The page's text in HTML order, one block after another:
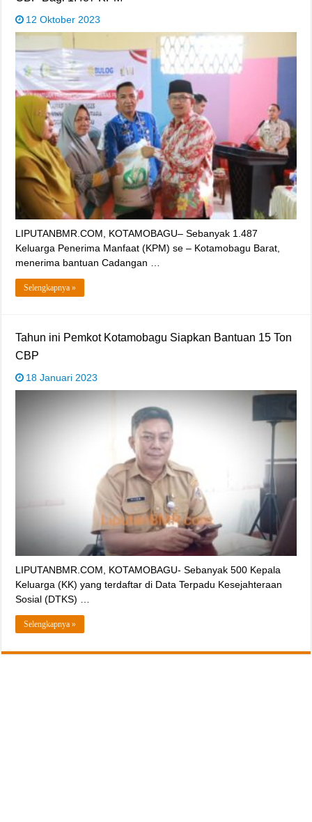
12 Oktober 2023
LIPUTANBMR.COM, KOTAMOBAGU– Sebanyak 1.487
Keluarga Penerima Manfaat (KPM) se – Kotamobagu Barat,
menerima bantuan Cadangan …
Selengkapnya »
Tahun ini Pemkot Kotamobagu Siapkan Bantuan 15 Ton
CBP
18 Januari 2023
LIPUTANBMR.COM, KOTAMOBAGU- Sebanyak 500 Kepala
Keluarga (KK) yang terdaftar di Data Terpadu Kesejahteraan
Sosial (DTKS) …
Selengkapnya »